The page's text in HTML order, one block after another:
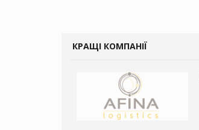
КРАЩІ КОМПАНІЇ